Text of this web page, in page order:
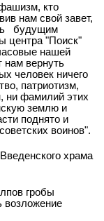
кто
нам свой завет,
будущим
центра "Поиск"
нашей
нам вернуть
человек ничего
патриотизм,
ни фамилий этих
землю и
поднято и
воинов".
храма
гробы
возложение